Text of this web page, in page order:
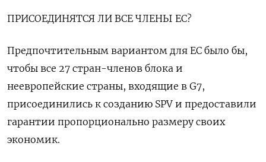
ПРИСОЕДИНЯТСЯ ЛИ ВСЕ ЧЛЕНЫ ЕС?
Предпочтительным вариантом для ЕС было бы,
чтобы все 27 стран-членов блока и
неевропейские страны, входящие в G7,
присоединились к созданию SPV и предоставили
гарантии пропорционально размеру своих
экономик.